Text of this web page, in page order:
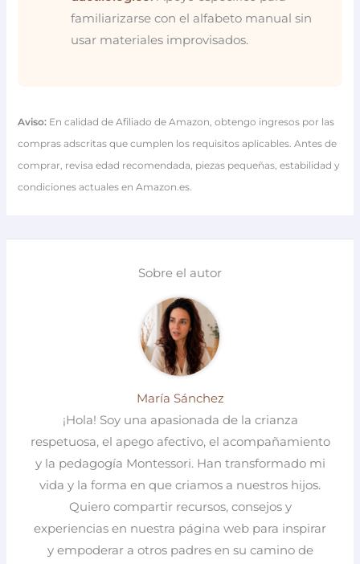
familiarizarse con el alfabeto manual sin
usar materiales improvisados.
Aviso: En calidad de Afiliado de Amazon, obtengo ingresos por las
compras adscritas que cumplen los requisitos aplicables. Antes de
comprar, revisa edad recomendada, piezas pequeñas, estabilidad y
condiciones actuales en Amazon.es.
Sobre el autor
María Sánchez
¡Hola! Soy una apasionada de la crianza
respetuosa, el apego afectivo, el acompañamiento
y la pedagogía Montessori. Han transformado mi
vida y la forma en que criamos a nuestros hijos.
Quiero compartir recursos, consejos y
experiencias en nuestra página web para inspirar
y empoderar a otros padres en su camino de